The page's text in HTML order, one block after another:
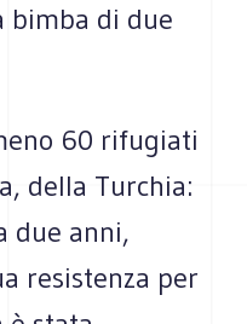
bimba di due
60 rifugiati
della Turchia:
due anni,
resistenza per